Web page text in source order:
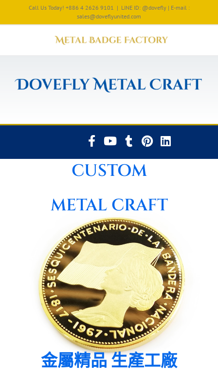
Call Us Today! +886 4 2626 9101 | LINE ID: @dovefly | E-mail :
sales@doveflyunited.com
CUSTOM
METAL CRAFT
金屬精品 生產工廠